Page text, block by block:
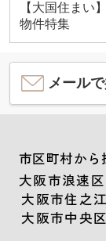
【大国住まい
物件特集
メール
市区町村から
大阪市浪速区
大阪市住之
大阪市中央区